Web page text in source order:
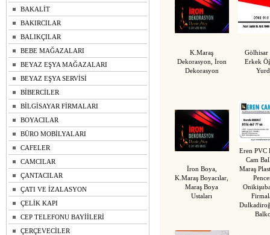
BAKALİT
BAKIRCILAR
BALIKÇILAR
BEBE MAĞAZALARI
BEYAZ EŞYA MAĞAZALARI
BEYAZ EŞYA SERVİSİ
BİBERCİLER
BİLGİSAYAR FİRMALARI
BOYACILAR
BÜRO MOBİLYALARI
CAFELER
CAMCILAR
ÇANTACILAR
ÇATI VE İZALASYON
ÇELİK KAPI
CEP TELEFONU BAYİİLERİ
ÇERÇEVECİLER
K.Maraş
Dekorasyon, İron
Dekorasyon
Erkek
İron Boya,
K.Maraş Boyacılar,
Maraş Boya
Ustaları
Eren PVC
Cam
Maraş